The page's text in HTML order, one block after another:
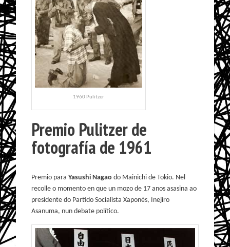
1960 Pulitzer
Premio Pulitzer de
fotografía de 1961
Premio para Yasushi Nagao do Mainichi de Tokio. Nel
recolle o momento en que un mozo de 17 anos asasina ao
presidente do Partido Socialista Xaponés, Inejiro
Asanuma, nun debate político.